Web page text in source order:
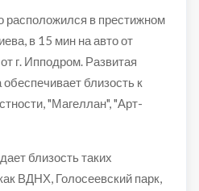
расположился в престижном
в 15 мин на авто от
г. Ипподром. Развитая
близость к
"Магеллан", "Арт-
близость таких
ВДНХ, Голосеевский парк,